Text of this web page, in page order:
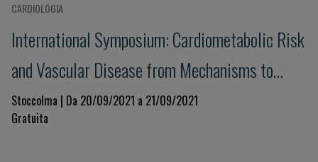
CARDIOLOGIA
International Symposium: Cardiometabolic Risk
and Vascular Disease from Mechanisms to
Treatment
Stoccolma | Da 20/09/2021 a 21/09/2021
Gratuita